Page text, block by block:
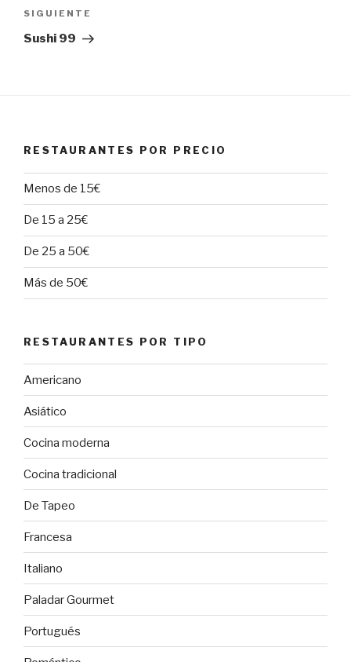
Siguiente
entrada
SIGUIENTE
Sushi 99
RESTAURANTES POR PRECIO
Menos de 15€
De 15 a 25€
De 25 a 50€
Más de 50€
RESTAURANTES POR TIPO
Americano
Asiático
Cocina moderna
Cocina tradicional
De Tapeo
Francesa
Italiano
Paladar Gourmet
Portugués